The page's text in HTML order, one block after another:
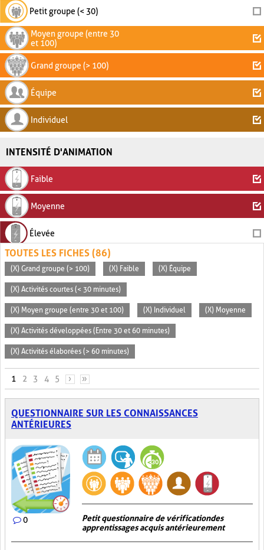
Petit groupe (< 30)
Moyen groupe (entre 30
et 100)
Grand groupe (> 100)
Équipe
Individuel
INTENSITÉ D'ANIMATION
Faible
Moyenne
Élevée
TOUTES LES FICHES (86)
(X) Grand groupe (> 100) (X) Faible (X) Équipe
(X) Activités courtes (< 30 minutes)
(X) Moyen groupe (entre 30 et 100) (X) Individuel (X) Moyenne
(X) Activités développées (Entre 30 et 60 minutes)
(X) Activités élaborées (> 60 minutes)
PAGES
1 2 3 4 5 › »
QUESTIONNAIRE SUR LES CONNAISSANCES
ANTÉRIEURES
0
Petit questionnaire de vérification des
apprentissages acquis antérieurement